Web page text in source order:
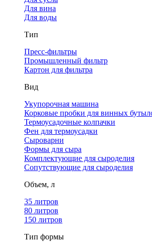
Для вина
Для воды
Тип
Пресс-фильтры
Промышленный фильтр
Картон для фильтра
Вид
Укупорочная машина
Корковые пробки для винных
Термоусадочные колпачки
Фен для термоусадки
Сыроварни
Формы для сыра
Комплектующие для сыроделия
Сопутствующие для сыроделия
Объем, л
35 литров
80 литров
150 литров
Тип формы